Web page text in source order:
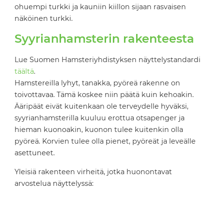
ohuempi turkki ja kauniin kiillon sijaan rasvaisen
näköinen turkki.
Syyrianhamsterin rakenteesta
Lue Suomen Hamsteriyhdistyksen näyttelystandardi
täältä.
Hamstereilla lyhyt, tanakka, pyöreä rakenne on
toivottavaa. Tämä koskee niin päätä kuin kehoakin.
Ääripäät eivät kuitenkaan ole terveydelle hyväksi,
syyrianhamsterilla kuuluu erottua otsapenger ja
hieman kuonoakin, kuonon tulee kuitenkin olla
pyöreä. Korvien tulee olla pienet, pyöreät ja leveälle
asettuneet.
Yleisiä rakenteen virheitä, jotka huonontavat
arvostelua näyttelyssä: